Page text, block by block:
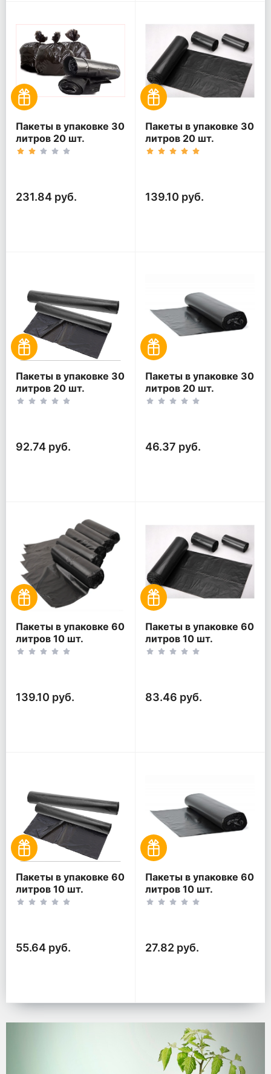
Пакеты в упаковке 30
литров 20 шт.
(20шт*5рул)
231.84 руб.
Пакеты в упаковке 30
литров 20 шт.
(20шт*3рул)
139.10 руб.
Пакеты в упаковке 30
литров 20 шт.
(20шт*2рул)
92.74 руб.
Пакеты в упаковке 30
литров 20 шт.
(20шт*1рул)
46.37 руб.
Пакеты в упаковке 60
литров 10 шт.
(10шт*5рул)
139.10 руб.
Пакеты в упаковке 60
литров 10 шт.
(10шт*3рул)
83.46 руб.
Пакеты в упаковке 60
литров 10 шт.
(10шт*2рул)
55.64 руб.
Пакеты в упаковке 60
литров 10 шт.
(10шт*1рул)
27.82 руб.